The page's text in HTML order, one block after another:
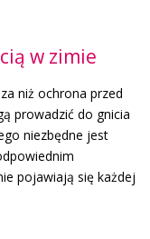
w zimie
niż ochrona przed
prowadzić do gnicia
niezbędne jest
pojawiają się każdej